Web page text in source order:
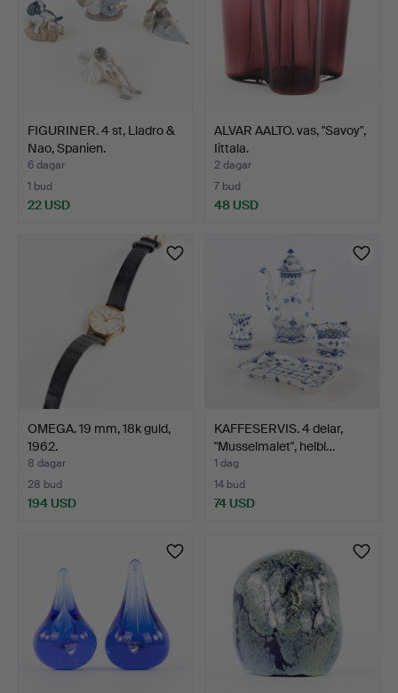
FIGURINER. 4 st, Lladro &
Nao, Spanien.
6 dagar
1 bud
22 USD
ALVAR AALTO. vas, "Savoy",
Iittala.
2 dagar
7 bud
48 USD
OMEGA. 19 mm, 18k guld,
1962.
8 dagar
28 bud
194 USD
KAFFESERVIS. 4 delar,
"Musselmalet", helbl…
1 dag
14 bud
74 USD